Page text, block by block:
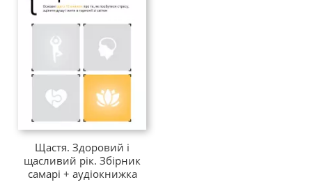
Щастя. Здоровий і
щасливий рік. Збірник
самарі + аудіокнижка